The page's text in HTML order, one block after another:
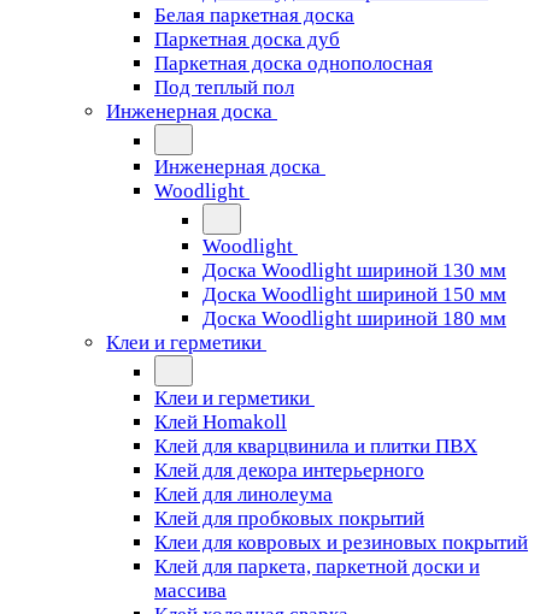
Белая паркетная доска
Паркетная доска дуб
Паркетная доска однополосная
Под теплый пол
Инженерная доска
Инженерная доска
Woodlight
Woodlight
Доска Woodlight шириной 130 мм
Доска Woodlight шириной 150 мм
Доска Woodlight шириной 180 мм
Клеи и герметики
Клеи и герметики
Клей Homakoll
Клей для кварцвинила и плитки ПВХ
Клей для декора интерьерного
Клей для линолеума
Клей для пробковых покрытий
Клеи для ковровых и резиновых покрытий
Клей для паркета, паркетной доски и
массива